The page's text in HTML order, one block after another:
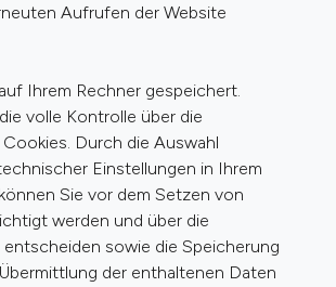
Aufrufen der Website
Ihrem Rechner gespeichert.
volle Kontrolle über die
Durch die Auswahl
Einstellungen in Ihrem
Sie vor dem Setzen von
werden und über die
sowie die Speicherung
der enthaltenen Daten